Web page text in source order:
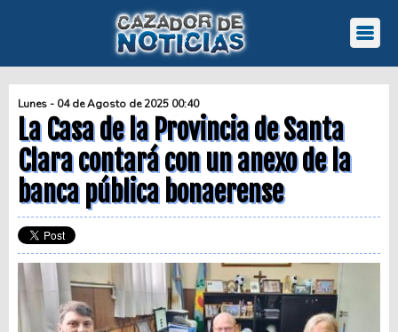
Lunes - 04 de Agosto de 2025 00:40
La Casa de la Provincia de Santa
Clara contará con un anexo de la
banca pública bonaerense